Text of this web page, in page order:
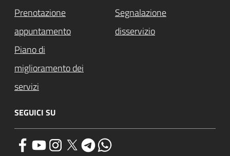
Prenotazione
appuntamento
Segnalazione
disservizio
Piano di
miglioramento dei
servizi
SEGUICI SU